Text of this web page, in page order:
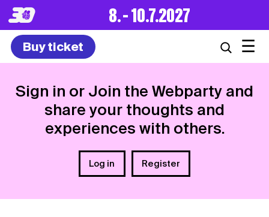
8. – 10.7.2027
Buy ticket ☰
Sign in or Join the Webparty and
share your thoughts and
experiences with others.
Log in Register